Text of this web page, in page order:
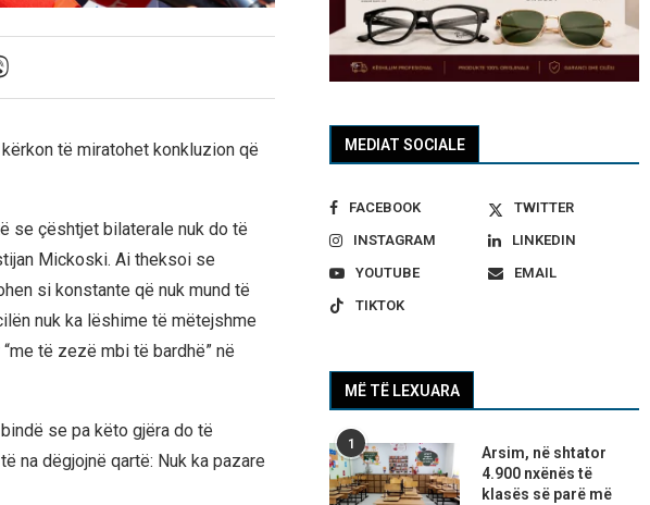
të miratohet konkluzion që
se çështjet bilaterale nuk do të
Mickoski. Ai theksoi se
si konstante që nuk mund të
nuk ka lëshime të mëtejshme
të zezë mbi të bardhë” në
se pa këto gjëra do të
na dëgjojnë qartë: Nuk ka pazare
MEDIAT SOCIALE
FACEBOOK
TWITTER
INSTAGRAM
LINKEDIN
YOUTUBE
EMAIL
TIKTOK
MË TË LEXUARA
1
Arsim, në shtator
4.900 nxënës të
klasës së parë më